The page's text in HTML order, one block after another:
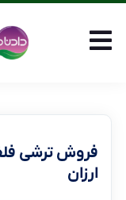
فروش ترشی
ارزان